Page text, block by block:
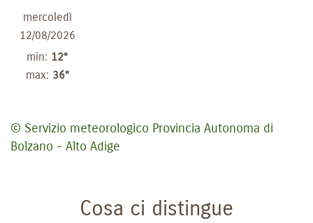
mercoledì
12/08/2026
min: 12°
max: 36°
© Servizio meteorologico Provincia Autonoma di
Bolzano - Alto Adige
Cosa ci distingue